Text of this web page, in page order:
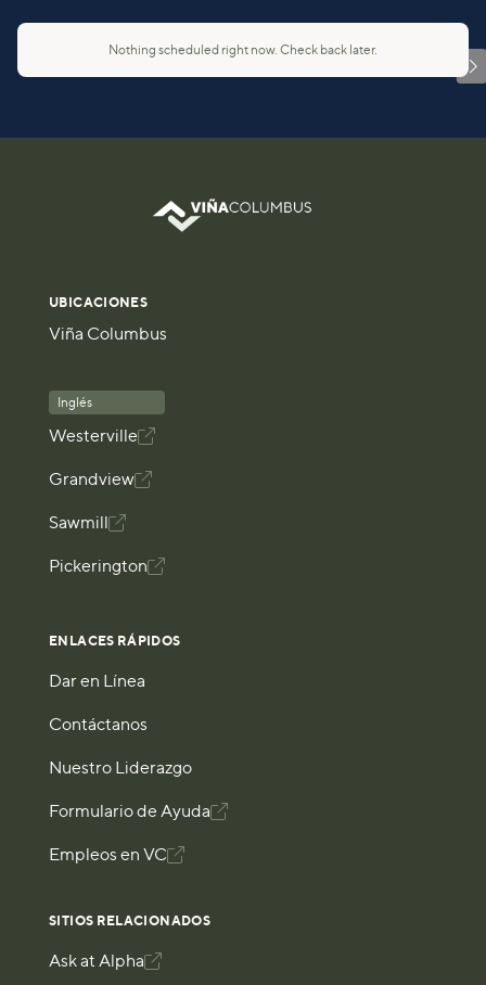

Nothing scheduled right now. Check back later.
UBICACIONES
Viña Columbus
Inglés
Westerville
Grandview
Sawmill
Pickerington
ENLACES RÁPIDOS
Dar en Línea
Contáctanos
Nuestro Liderazgo
Formulario de Ayuda
Empleos en VC
SITIOS RELACIONADOS
Ask at Alpha